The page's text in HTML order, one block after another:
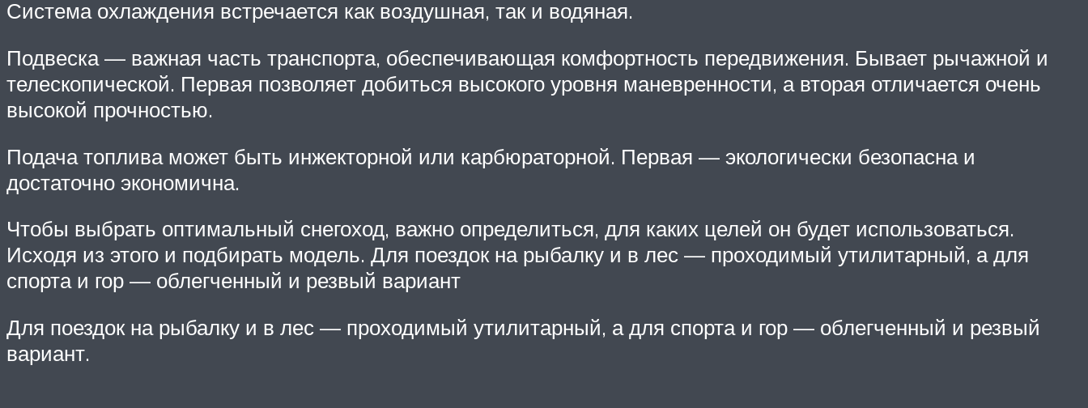
Система охлаждения встречается как воздушная, так и водяная.
Подвеска — важная часть транспорта, обеспечивающая комфортность передвижения. Бывает рычажной и
телескопической. Первая позволяет добиться высокого уровня маневренности, а вторая отличается очень
высокой прочностью.
Подача топлива может быть инжекторной или карбюраторной. Первая — экологически безопасна и
достаточно экономична.
Чтобы выбрать оптимальный снегоход, важно определиться, для каких целей он будет использоваться.
Исходя из этого и подбирать модель. Для поездок на рыбалку и в лес — проходимый утилитарный, а для
спорта и гор — облегченный и резвый вариант
Для поездок на рыбалку и в лес — проходимый утилитарный, а для спорта и гор — облегченный и резвый
вариант.